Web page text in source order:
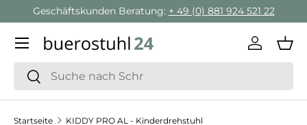
Direkt zum Inhalt
Geschäftskunden Beratung: + 49 (0) 881 924 521 22
Suchen
Suchen
Menü
Startseite KIDDY PRO AL - Kinderdrehstuhl